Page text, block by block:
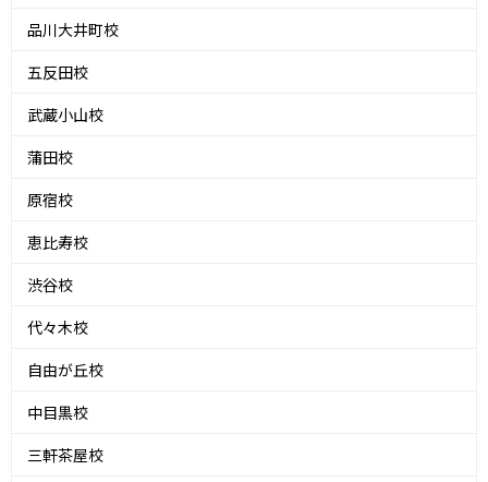
品川大井町校
五反田校
武蔵小山校
蒲田校
原宿校
恵比寿校
渋谷校
代々木校
自由が丘校
中目黒校
三軒茶屋校